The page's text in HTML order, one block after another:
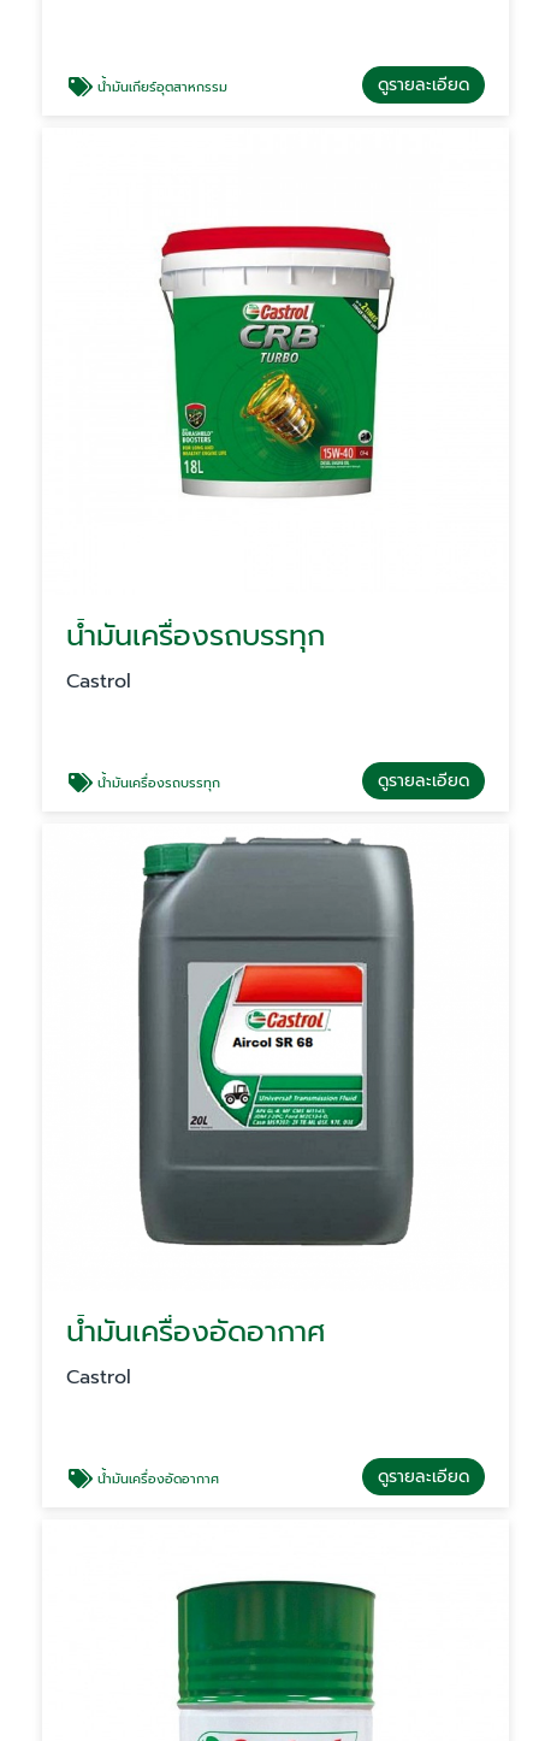
น้ำมันเกียร์อุตสาหกรรม ดูรายละเอียด
น้ำมันเครื่องรถบรรทุก
Castrol
น้ำมันเครื่องรถบรรทุก ดูรายละเอียด
น้ำมันเครื่องอัดอากาศ
Castrol
น้ำมันเครื่องอัดอากาศ ดูรายละเอียด